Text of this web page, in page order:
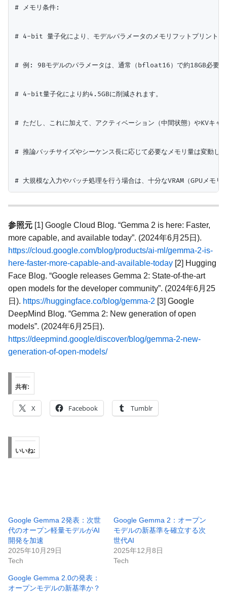
# メモリ条件:
# 4-bit 量子化により、モデルパラメータのメモリフットプリントが
# 例: 9Bモデルのパラメータは、通常（bfloat16）で約18GB必要で
# 4-bit量子化により約4.5GBに削減されます。
# ただし、これに加えて、アクティベーション（中間状態）やKVキャ
# 推論バッチサイズやシーケンス長に応じて必要なメモリ量は変動し
参照元 [1] Google Cloud Blog. “Gemma 2 is here: Faster,
more capable, and available today”. (2024年6月25日).
https://cloud.google.com/blog/products/ai-ml/gemma-2-is-
here-faster-more-capable-and-available-today [2] Hugging
Face Blog. “Google releases Gemma 2: State-of-the-art
open models for the developer community”. (2024年6月25
日). https://huggingface.co/blog/gemma-2 [3] Google
DeepMind Blog. “Gemma 2: New generation of open
models”. (2024年6月25日).
https://deepmind.google/discover/blog/gemma-2-new-
generation-of-open-models/
共有:
X Facebook Tumblr
いいね:
Google Gemma 2発表：次世
代のオープン軽量モデルがAI
開発を加速
2025年10月29日
Tech
Google Gemma 2：オープン
モデルの新基準を確立する次
世代AI
2025年12月8日
Tech
Google Gemma 2.0の発表：
オープンモデルの新基準か？